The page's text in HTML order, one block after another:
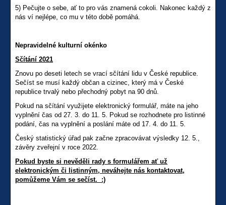
5) Pečujte o sebe, ať to pro vás znamená cokoli. Nakonec každý z
nás ví nejlépe, co mu v této době pomáhá.
Nepravidelné kulturní okénko
Sčítání 2021
Znovu po deseti letech se vrací sčítání lidu v České republice.
Sečíst se musí každý občan a cizinec, který má v České
republice trvalý nebo přechodný pobyt na 90 dnů.
Pokud na sčítání využijete elektronický formulář, máte na jeho
vyplnění čas od 27. 3. do 11. 5. Pokud se rozhodnete pro listinné
podání, čas na vyplnění a poslání máte od 17. 4. do 11. 5.
Český statistický úřad pak začne zpracovávat výsledky 12. 5.,
závěry zveřejní v roce 2022.
Pokud byste si nevěděli rady s formulářem ať už
elektronickým či listinným, neváhejte nás kontaktovat,
pomůžeme Vám se sečíst. :)